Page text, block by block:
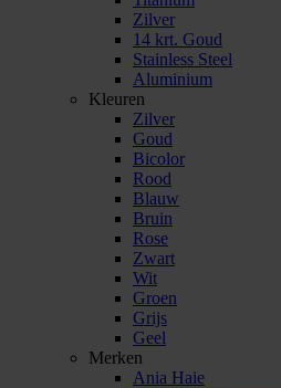
Zilver
14 krt. Goud
Stainless Steel
Aluminium
Kleuren
Zilver
Goud
Bicolor
Rood
Blauw
Bruin
Rose
Zwart
Wit
Groen
Grijs
Geel
Merken
Ania Haie